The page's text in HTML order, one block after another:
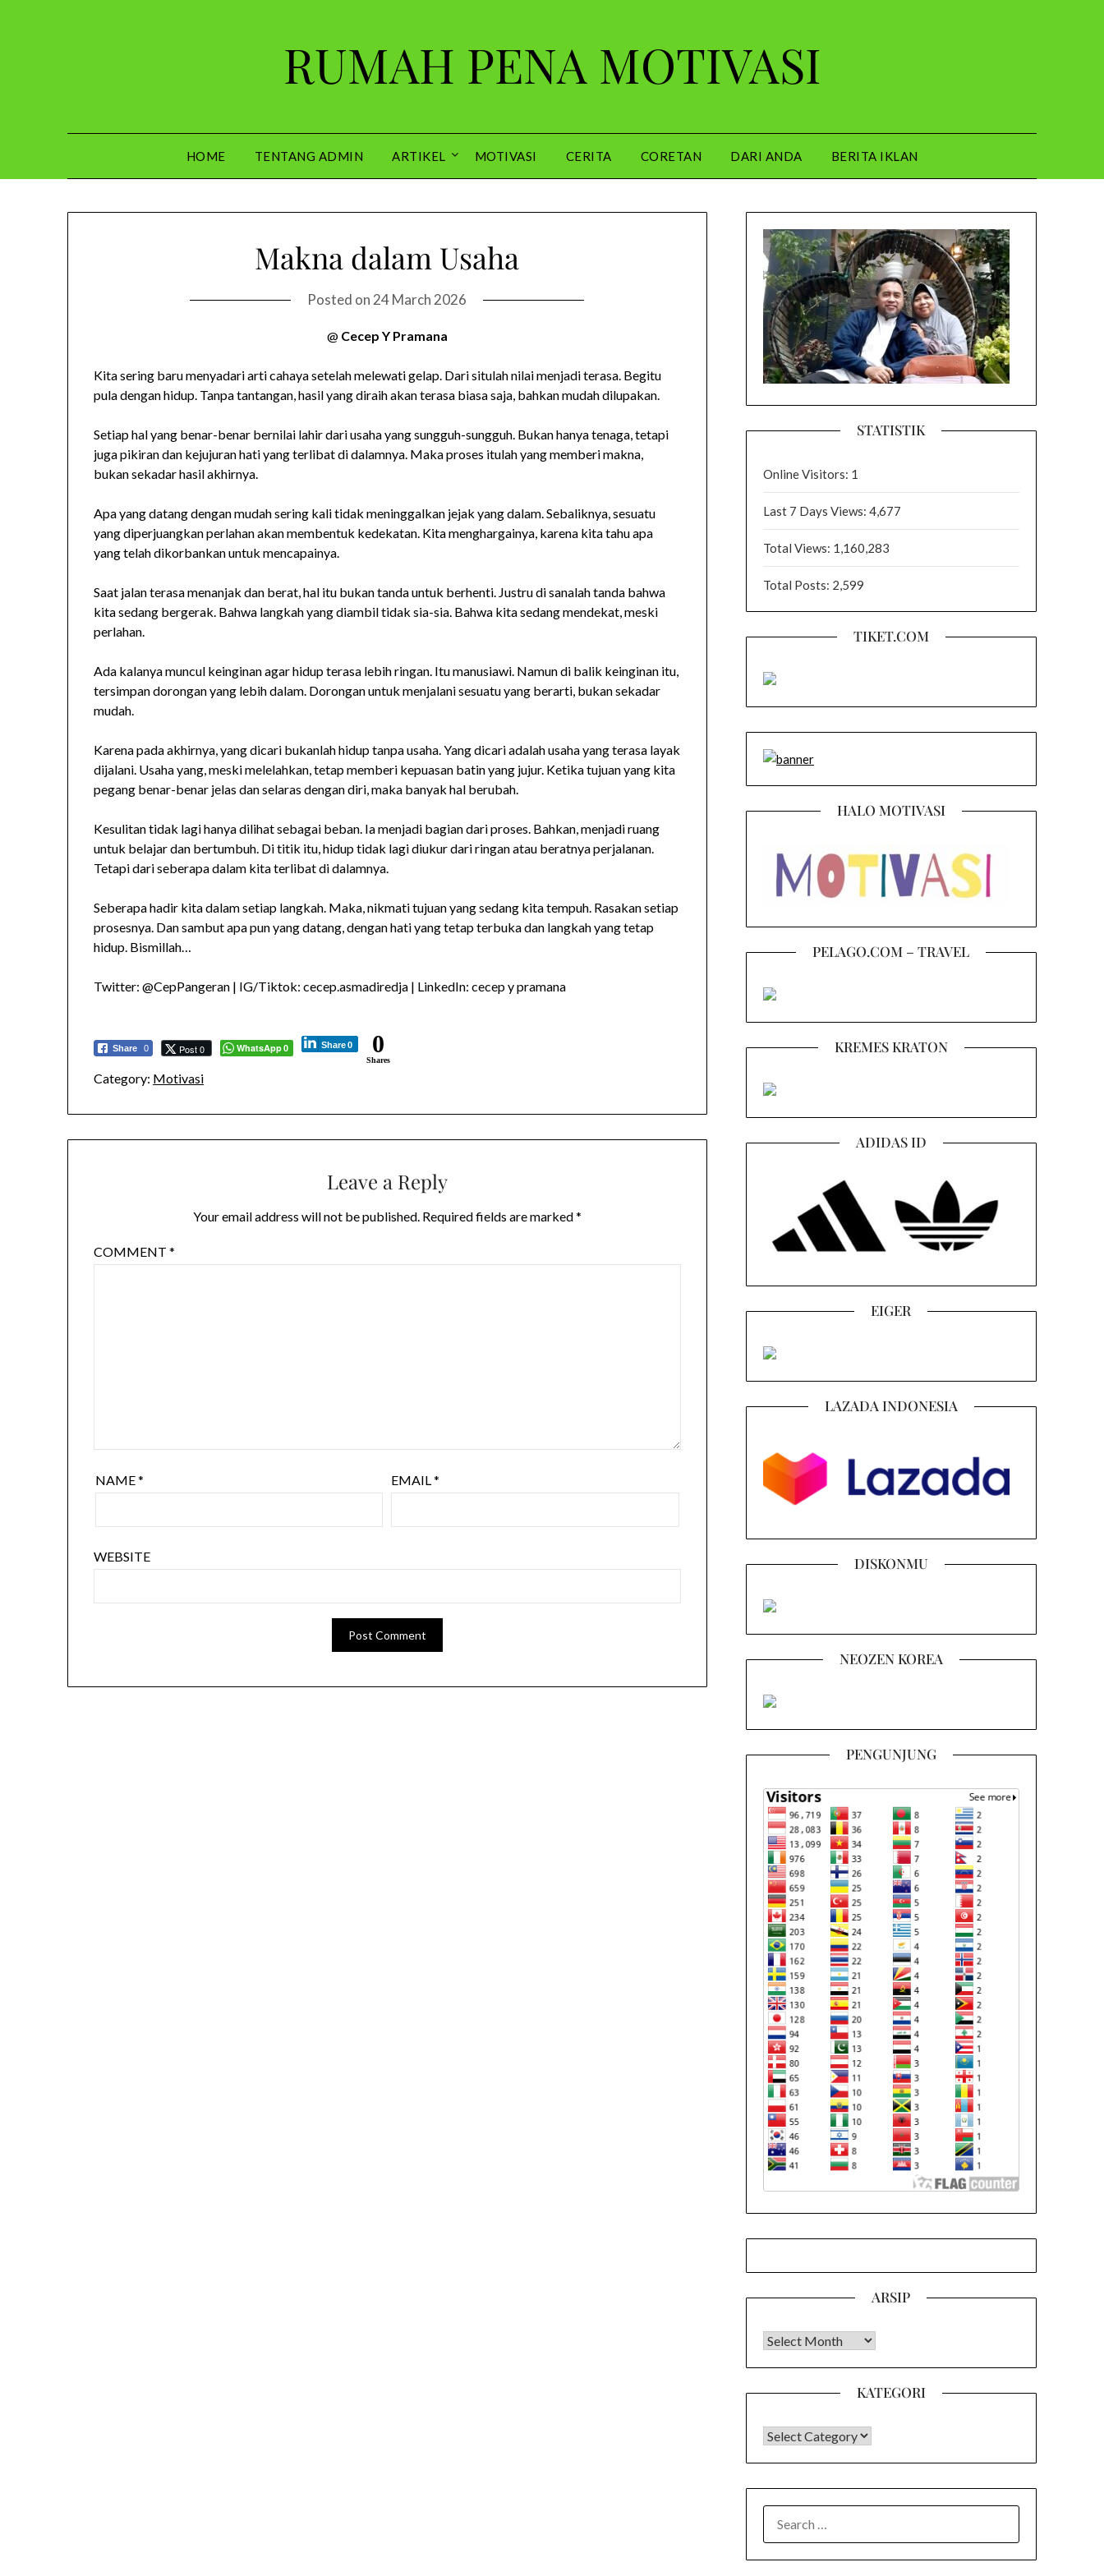
RUMAH PENA MOTIVASI
HOME TENTANG ADMIN ARTIKEL MOTIVASI CERITA CORETAN DARI ANDA BERITA IKLAN
Makna dalam Usaha
Posted on 24 March 2026
@ Cecep Y Pramana
Kita sering baru menyadari arti cahaya setelah melewati gelap. Dari situlah nilai menjadi terasa. Begitu
pula dengan hidup. Tanpa tantangan, hasil yang diraih akan terasa biasa saja, bahkan mudah dilupakan.
Setiap hal yang benar-benar bernilai lahir dari usaha yang sungguh-sungguh. Bukan hanya tenaga, tetapi
juga pikiran dan kejujuran hati yang terlibat di dalamnya. Maka proses itulah yang memberi makna,
bukan sekadar hasil akhirnya.
Apa yang datang dengan mudah sering kali tidak meninggalkan jejak yang dalam. Sebaliknya, sesuatu
yang diperjuangkan perlahan akan membentuk kedekatan. Kita menghargainya, karena kita tahu apa
yang telah dikorbankan untuk mencapainya.
Saat jalan terasa menanjak dan berat, hal itu bukan tanda untuk berhenti. Justru di sanalah tanda bahwa
kita sedang bergerak. Bahwa langkah yang diambil tidak sia-sia. Bahwa kita sedang mendekat, meski
perlahan.
Ada kalanya muncul keinginan agar hidup terasa lebih ringan. Itu manusiawi. Namun di balik keinginan itu,
tersimpan dorongan yang lebih dalam. Dorongan untuk menjalani sesuatu yang berarti, bukan sekadar
mudah.
Karena pada akhirnya, yang dicari bukanlah hidup tanpa usaha. Yang dicari adalah usaha yang terasa layak
dijalani. Usaha yang, meski melelahkan, tetap memberi kepuasan batin yang jujur. Ketika tujuan yang kita
pegang benar-benar jelas dan selaras dengan diri, maka banyak hal berubah.
Kesulitan tidak lagi hanya dilihat sebagai beban. Ia menjadi bagian dari proses. Bahkan, menjadi ruang
untuk belajar dan bertumbuh. Di titik itu, hidup tidak lagi diukur dari ringan atau beratnya perjalanan.
Tetapi dari seberapa dalam kita terlibat di dalamnya.
Seberapa hadir kita dalam setiap langkah. Maka, nikmati tujuan yang sedang kita tempuh. Rasakan setiap
prosesnya. Dan sambut apa pun yang datang, dengan hati yang tetap terbuka dan langkah yang tetap
hidup. Bismillah…
Twitter: @CepPangeran | IG/Tiktok: cecep.asmadiredja | LinkedIn: cecep y pramana
Share 0 Post 0 WhatsApp0 Share0 0
Shares
Category: Motivasi
Leave a Reply
Your email address will not be published. Required fields are marked*
COMMENT*
NAME* EMAIL*
WEBSITE
STATISTIK
Online Visitors: 1
Last 7 Days Views: 4,677
Total Views: 1,160,283
Total Posts: 2,599
TIKET.COM
HALO MOTIVASI
PELAGO.COM – TRAVEL
KREMES KRATON
ADIDAS ID
EIGER
LAZADA INDONESIA
DISKONMU
NEOZEN KOREA
PENGUNJUNG
ARSIP
Arsip
KATEGORI
KATEGORI
FOR: